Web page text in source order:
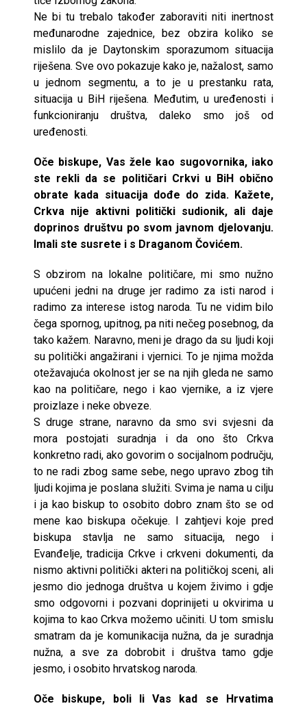
Ne bi tu trebalo također zaboraviti niti inertnost
međunarodne zajednice, bez obzira koliko se
mislilo da je Daytonskim sporazumom situacija
riješena. Sve ovo pokazuje kako je, nažalost, samo
u jednom segmentu, a to je u prestanku rata,
situacija u BiH riješena. Međutim, u uređenosti i
funkcioniranju društva, daleko smo još od
uređenosti.
Oče biskupe, Vas žele kao sugovornika, iako
ste rekli da se političari Crkvi u BiH obično
obrate kada situacija dođe do zida. Kažete,
Crkva nije aktivni politički sudionik, ali daje
doprinos društvu po svom javnom djelovanju.
Imali ste susrete i s Draganom Čovićem.
S obzirom na lokalne političare, mi smo nužno
upućeni jedni na druge jer radimo za isti narod i
radimo za interese istog naroda. Tu ne vidim bilo
čega spornog, upitnog, pa niti nečeg posebnog, da
tako kažem. Naravno, meni je drago da su ljudi koji
su politički angažirani i vjernici. To je njima možda
otežavajuća okolnost jer se na njih gleda ne samo
kao na političare, nego i kao vjernike, a iz vjere
proizlaze i neke obveze.
S druge strane, naravno da smo svi svjesni da
mora postojati suradnja i da ono što Crkva
konkretno radi, ako govorim o socijalnom području,
to ne radi zbog same sebe, nego upravo zbog tih
ljudi kojima je poslana služiti. Svima je nama u cilju
i ja kao biskup to osobito dobro znam što se od
mene kao biskupa očekuje. I zahtjevi koje pred
biskupa stavlja ne samo situacija, nego i
Evanđelje, tradicija Crkve i crkveni dokumenti, da
nismo aktivni politički akteri na političkoj sceni, ali
jesmo dio jednoga društva u kojem živimo i gdje
smo odgovorni i pozvani doprinijeti u okvirima u
kojima to kao Crkva možemo učiniti. U tom smislu
smatram da je komunikacija nužna, da je suradnja
nužna, a sve za dobrobit i društva tamo gdje
jesmo, i osobito hrvatskog naroda.
Oče biskupe, boli li Vas kad se Hrvatima